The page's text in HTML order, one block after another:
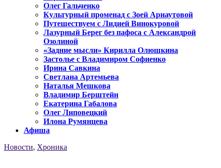
Олег Гальченко
Культурный променад с Зоей Арнаутовой
Путешествуем с Лидией Винокуровой
Лазурный Берег без пафоса с Александрой
Озолиной
«Задние мысли» Кирилла Олюшкина
Застолье с Владимиром Софиенко
Ирина Савкина
Светлана Артемьева
Наталья Мешкова
Владимир Берштейн
Екатерина Габалова
Олег Липовецкий
Илона Румянцева
Афиша
Новости, Хроника